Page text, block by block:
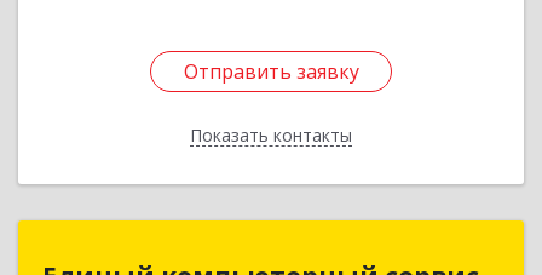
Отправить заявку
Показать контакты
Отправить заявку
Назад
Единый компьютерный сервис